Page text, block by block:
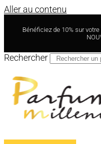
Aller au contenu
Bénéficiez de 10% sur
Rechercher